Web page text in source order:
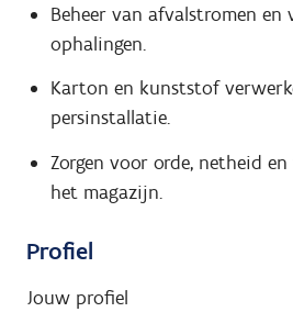
Beheer van afvalstromen en
ophalingen.
Karton en kunststof
persinstallatie.
Zorgen voor orde, netheid
het magazijn.
Profiel
Jouw profiel